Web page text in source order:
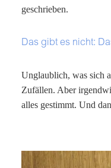
geschrieben.
Das gibt es nicht:
Unglaublich, was sich
Zufällen. Aber
alles gestimmt. Und